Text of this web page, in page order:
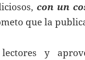
con un
que la
y